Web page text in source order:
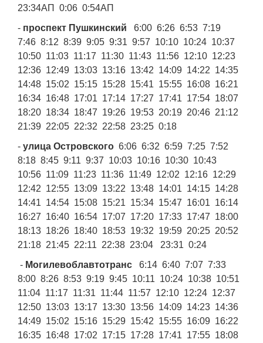
23:34АП 0:06 0:54АП
- проспект Пушкинский
6:00 6:26 6:53 7:19
7:46 8:12 8:39 9:05 9:31 9:57 10:10 10:24 10:37
10:50 11:03 11:17 11:30 11:43 11:56 12:10 12:23
12:36 12:49 13:03 13:16 13:42 14:09 14:22 14:35
14:48 15:02 15:15 15:28 15:41 15:55 16:08 16:21
16:34 16:48 17:01 17:14 17:27 17:41 17:54 18:07
18:20 18:34 18:47 19:26 19:53 20:19 20:46 21:12
21:39 22:05 22:32 22:58 23:25 0:18
- улица Островского 6:06 6:32 6:59 7:25 7:52
8:18 8:45 9:11 9:37 10:03 10:16 10:30 10:43
10:56 11:09 11:23 11:36 11:49 12:02 12:16 12:29
12:42 12:55 13:09 13:22 13:48 14:01 14:15 14:28
14:41 14:54 15:08 15:21 15:34 15:47 16:01 16:14
16:27 16:40 16:54 17:07 17:20 17:33 17:47 18:00
18:13 18:26 18:40 18:53 19:32 19:59 20:25 20:52
21:18 21:45 22:11 22:38 23:04 23:31 0:24
- Могилевоблавтотранс
6:14 6:40 7:07 7:33
8:00 8:26 8:53 9:19 9:45 10:11 10:24 10:38 10:51
11:04 11:17 11:31 11:44 11:57 12:10 12:24 12:37
12:50 13:03 13:17 13:30 13:56 14:09 14:23 14:36
14:49 15:02 15:16 15:29 15:42 15:55 16:09 16:22
16:35 16:48 17:02 17:15 17:28 17:41 17:55 18:08